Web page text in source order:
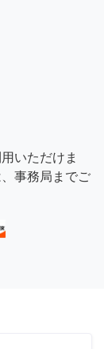
いただけま
事務局までご